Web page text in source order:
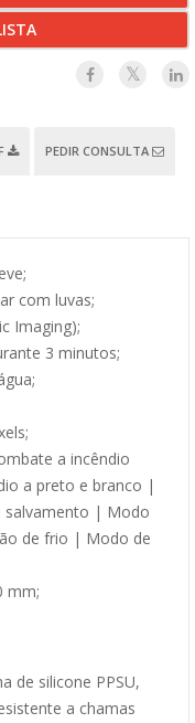
PEDIR CONSULTA
com luvas;
Imaging);
3 minutos;
a incêndio
a preto e branco |
salvamento | Modo
de frio | Modo de
mm;
de silicone PPSU,
a chamas